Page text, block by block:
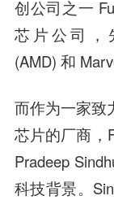
创公司之一
芯片公司，
(AMD) 和
而作为一家致
芯片的厂商，
Pradeep
科技背景。